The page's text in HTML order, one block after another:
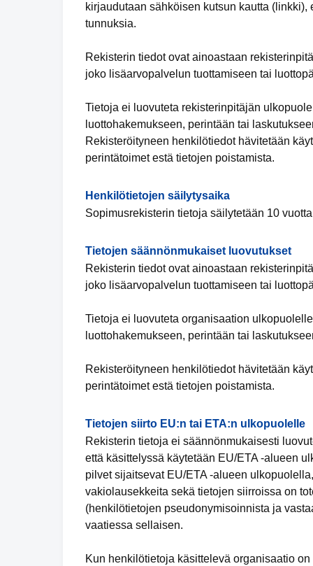
kirjaudutaan sähköisen kutsun kautta
tunnuksia.
Rekisterin tiedot ovat ainoastaan
joko lisäarvopalvelun tuottamiseen tai
Tietoja ei luovuteta rekisterinpitäjän
luottohakemukseen, perintään tai
Rekisteröityneen henkilötiedot hävitetään
perintätoimet estä tietojen poistamista.
Henkilötietojen säilytysaika
Sopimusrekisterin tietoja säilytetään 10
Tietojen säännönmukaiset luovutukset
Rekisterin tiedot ovat ainoastaan
joko lisäarvopalvelun tuottamiseen tai
Tietoja ei luovuteta organisaation
luottohakemukseen, perintään tai
Rekisteröityneen henkilötiedot hävitetään
perintätoimet estä tietojen poistamista.
Tietojen siirto EU:n tai ETA:n ulkopuolelle
Rekisterin tietoja ei säännönmukaisesti
että käsittelyssä käytetään EU/ETA -alueen
pilvet sijaitsevat EU/ETA -alueen
vakiolausekkeita sekä tietojen siirroissa on
(henkilötietojen pseudonymisoinnista ja
vaatiessa sellaisen.
Kun henkilötietoja käsittelevä organisaatio